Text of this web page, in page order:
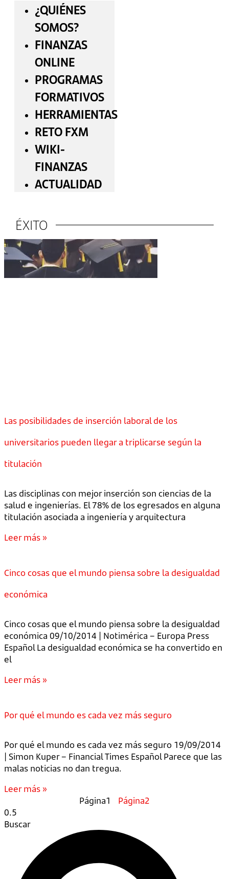
¿QUIÉNES
SOMOS?
FINANZAS
ONLINE
PROGRAMAS
FORMATIVOS
HERRAMIENTAS
RETO FXM
WIKI-
FINANZAS
ACTUALIDAD
ÉXITO
Las posibilidades de inserción laboral de los
universitarios pueden llegar a triplicarse según la
titulación
Las disciplinas con mejor inserción son ciencias de la
salud e ingenierías. El 78% de los egresados en alguna
titulación asociada a ingeniería y arquitectura
Leer más »
Cinco cosas que el mundo piensa sobre la desigualdad
económica
Cinco cosas que el mundo piensa sobre la desigualdad
económica 09/10/2014 | Notimérica – Europa Press
Español La desigualdad económica se ha convertido en
el
Leer más »
Por qué el mundo es cada vez más seguro
Por qué el mundo es cada vez más seguro 19/09/2014
| Simon Kuper – Financial Times Español Parece que las
malas noticias no dan tregua.
Leer más »
Página1 Página2
Buscar